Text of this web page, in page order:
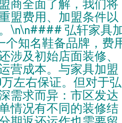
商全面了解，我们将
盟费用、加盟条件以
\n\n#### 弘轩家具
个知名鞋备品牌，费
涉及初始店面装修、
营成本。与家具加盟
左右保证。但对于弘
需求而异：市区发达
情况有不同的装修结